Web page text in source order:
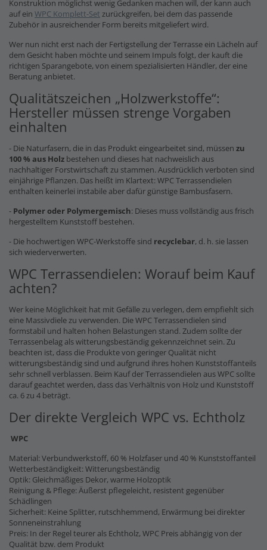
Konstruktion möglichst wenig Gedanken machen will, der kann auch
auf ein WPC Komplett-Set zurückgreifen, bei dem das passende
Zubehör in ausreichender Form bereits mitgeliefert wird.
Wer nun nicht erst nach der Fertigstellung der Terrasse ein Lächeln auf
dem Gesicht haben möchte und seinem Impuls folgt, der kauft die
richtigen Sparangebote, von einem spezialisierten Händler, der eine
Beratung anbietet.
Qualitätszeichen „Holzwerkstoffe“:
Hersteller müssen strenge Vorgaben
einhalten
- Die Naturfasern, die in das Produkt eingearbeitet sind, müssen zu
100 % aus Holz bestehen und dieses hat nachweislich aus
nachhaltiger Forstwirtschaft zu stammen. Ausdrücklich verboten sind
einjährige Pflanzen. Das heißt im Klartext: WPC Terrassendielen
enthalten keinerlei instabile aber dafür günstige Bambusfasern.
- Polymer oder Polymergemisch: Dieses muss vollständig aus frisch
hergestelltem Kunststoff bestehen.
- Die hochwertigen WPC-Werkstoffe sind recyclebar, d. h. sie lassen
sich wiederverwerten.
WPC Terrassendielen: Worauf beim Kauf
achten?
Wer keine Möglichkeit hat mit Gefälle zu verlegen, dem empfiehlt sich
eine Massivdiele zu verwenden. Die WPC Terrassendielen sind
formstabil und halten hohen Belastungen stand. Zudem sollte der
Terrassenbelag als witterungsbeständig gekennzeichnet sein. Zu
beachten ist, dass die Produkte von geringer Qualität nicht
witterungsbeständig sind und aufgrund ihres hohen Kunststoffanteils
sehr schnell verblassen. Beim Kauf der Terrassendielen aus WPC sollte
darauf geachtet werden, dass das Verhältnis von Holz und Kunststoff
ca. 6 zu 4 beträgt.
Der direkte Vergleich WPC vs. Echtholz
WPC
Material: Verbundwerkstoff, 60 % Holzfaser und 40 % Kunststoffanteil
Wetterbeständigkeit: Witterungsbeständig
Optik: Gleichmäßiges Dekor, warme Holzoptik
Reinigung & Pflege: Äußerst pflegeleicht, resistent gegenüber
Schädlingen
Sicherheit: Keine Splitter, rutschhemmend, Erwärmung bei direkter
Sonneneinstrahlung
Preis: In der Regel teurer als Echtholz, WPC Preis abhängig von der
Qualität bzw. dem Produkt